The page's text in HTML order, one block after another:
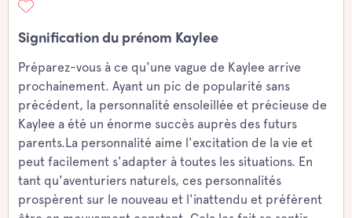
Signification du prénom Kaylee
Préparez-vous à ce qu'une vague de Kaylee arrive
prochainement. Ayant un pic de popularité sans
précédent, la personnalité ensoleillée et précieuse de
Kaylee a été un énorme succès auprès des futurs
parents.La personnalité aime l'excitation de la vie et
peut facilement s'adapter à toutes les situations. En
tant qu'aventuriers naturels, ces personnalités
prospèrent sur le nouveau et l'inattendu et préfèrent